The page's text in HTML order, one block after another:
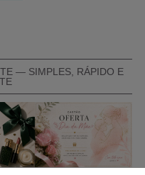
— SIMPLES, RÁPIDO E